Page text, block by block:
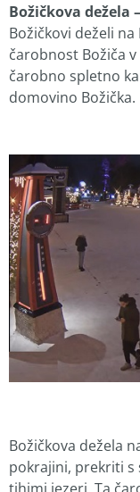
Božičkova dežela –
Božičkovi deželi
čarobnost Božiča
čarobno spletno
domovino Božička.
Božičkova dežela
pokrajini, prekriti s